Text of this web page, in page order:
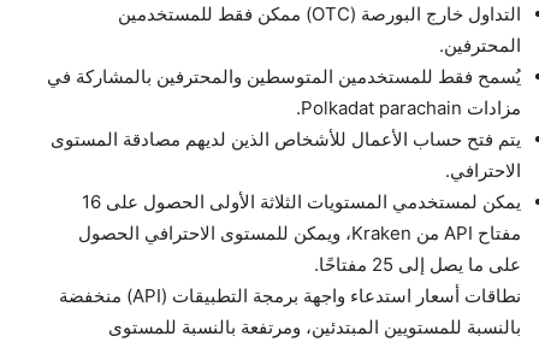
التداول خارج البورصة (OTC) ممكن فقط للمستخدمين
المحترفين.
يُسمح فقط للمستخدمين المتوسطين والمحترفين بالمشاركة في
مزادات Polkadat parachain.
يتم فتح حساب الأعمال للأشخاص الذين لديهم مصادقة المستوى
الاحترافي.
يمكن لمستخدمي المستويات الثلاثة الأولى الحصول على 16
مفتاح API من Kraken، ويمكن للمستوى الاحترافي الحصول
على ما يصل إلى 25 مفتاحًا.
نطاقات أسعار استدعاء واجهة برمجة التطبيقات (API) منخفضة
بالنسبة للمستويين المبتدئين، ومرتفعة بالنسبة للمستوى